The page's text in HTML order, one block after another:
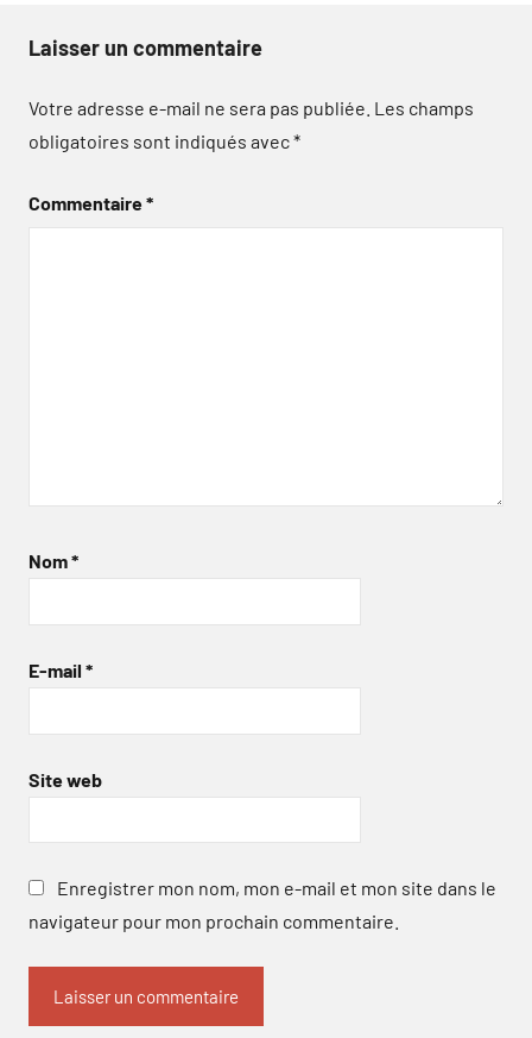
Laisser un commentaire
Votre adresse e-mail ne sera pas publiée. Les champs
obligatoires sont indiqués avec*
Commentaire*
Nom*
E-mail *
Site web
Enregistrer mon nom, mon e-mail et mon site dans le
navigateur pour mon prochain commentaire.